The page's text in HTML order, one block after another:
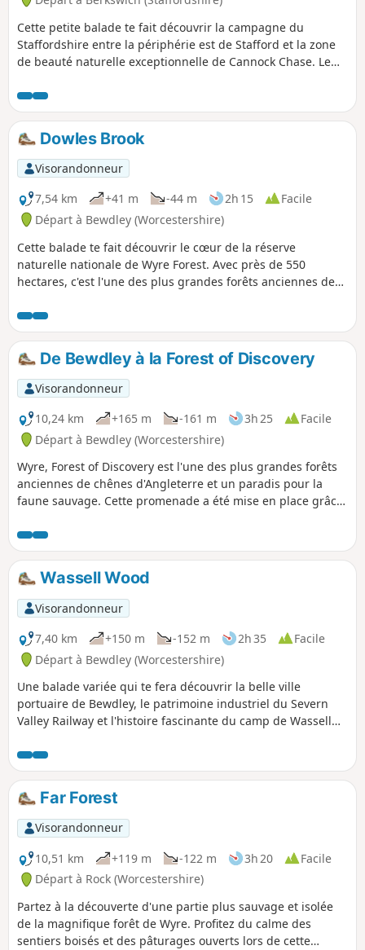
Cette petite balade te fait découvrir la campagne du
Staffordshire entre la périphérie est de Stafford et la zone
de beauté naturelle exceptionnelle de Cannock Chase. Le
d'explorer les villages de Walton-on-the-Hill et Brocton.
Dowles Brook
Visorandonneur
7,54 km
+41 m -44 m 2h 15
Facile
Départ à Bewdley (Worcestershire)
Cette balade te fait découvrir le cœur de la réserve
naturelle nationale de Wyre Forest. Avec près de 550
hectares, c'est l'une des plus grandes forêts anciennes de
De Bewdley à la Forest of Discovery
Visorandonneur
10,24 km
+165 m -161 m 3h 25
Facile
Départ à Bewdley (Worcestershire)
Wyre, Forest of Discovery est l'une des plus grandes forêts
anciennes de chênes d'Angleterre et un paradis pour la
faune sauvage. Cette promenade a été mise en place grâce
Conseil du comté du Worcestershire. Suivez le logo « Wyre
butterfly » depuis le panneau d'affichage du parking Dog
Lane à Bewdley pour une promenade qui vous fera sortir
des sentiers battus.
Wassell Wood
Visorandonneur
7,40 km
+150 m -152 m 2h 35
Facile
Départ à Bewdley (Worcestershire)
Une balade variée qui te fera découvrir la belle ville
portuaire de Bewdley, le patrimoine industriel du Severn
Valley Railway et l'histoire fascinante du camp de Wassell
et de l'histoire à deux pas de la ville géorgienne de
Bewdley.
Far Forest
Visorandonneur
10,51 km
+119 m -122 m 3h 20
Facile
Départ à Rock (Worcestershire)
Partez à la découverte d'une partie plus sauvage et isolée
de la magnifique forêt de Wyre. Profitez du calme des
sentiers boisés et des pâturages ouverts lors de cette